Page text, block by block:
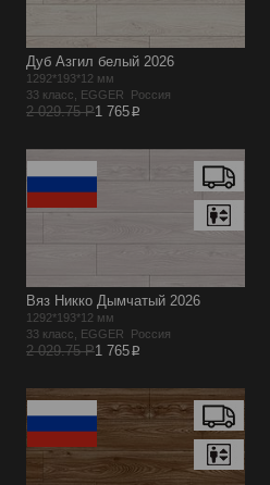
Дуб Азгил белый 2026
1292*193*12 мм
33 класс, EGGER Россия
2 029.75 Р1 765p
Вяз Никко Дымчатый 2026
1292*193*12 мм
33 класс, EGGER Россия
2 029.75 Р1 765p